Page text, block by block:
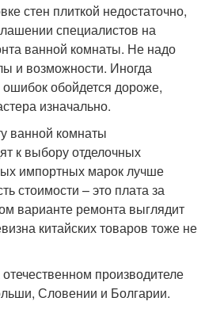
стен плиткой недостаточно,
специалистов на
ванной комнаты. Не надо
и возможности. Иногда
обойдется дороже,
изначально.
ванной комнаты
к выбору отделочных
импортных марок лучше
стоимости – это плата за
варианте ремонта выглядит
китайских товаров тоже не
производителе
Словении и Болгарии.